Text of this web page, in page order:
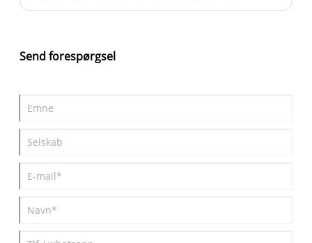
elementer kan ingeniører, forsyningsselskaber og
beslutningstagere optimere ydeevne og sikkerhed og samtidig
Send forespørgsel